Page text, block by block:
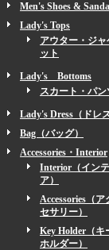
Men's Shoes &
Lady's Tops
アウター・ジャ
ット
Lady's Bottoms
スカート・パン
Lady's Dress（ドレス
Bag（バッグ）
Accessories・Interior
Interior（イン
ア）
Accessories（ア
セサリー）
Key Holder（キ
ホルダー）